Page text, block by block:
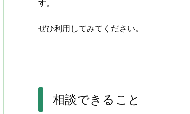
す。
ぜひ利用してみてください。
相談できること